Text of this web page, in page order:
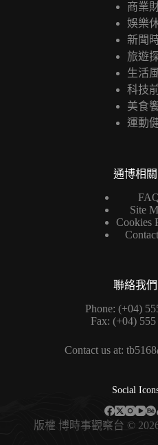
商業
娛樂
新聞
旅遊
生活
科技
美食
運動
通博相關
Site
Cookies
聯絡我們
Phone: (+04)
Fax: (+04) 555
Contact us at:
Social
版權博時事觀察台 ©